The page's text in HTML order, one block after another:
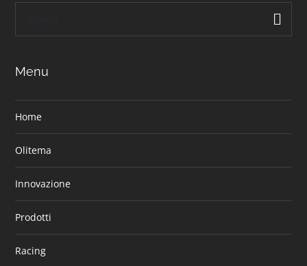
Menu
Home
Olitema
Innovazione
Prodotti
Racing